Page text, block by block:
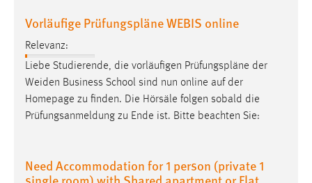
Vorläufige Prüfungspläne WEBIS online
Relevanz:
Liebe Studierende, die vorläufigen Prüfungspläne der
Weiden Business School sind nun online auf der
Homepage zu finden. Die Hörsäle folgen sobald die
Prüfungsanmeldung zu Ende ist. Bitte beachten Sie:
Need Accommodation for 1 person (private 1